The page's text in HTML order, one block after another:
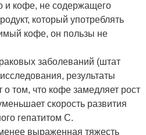
и кофе, не содержащего
который употреблять
кофе, он пользы не
заболеваний (штат
результаты
о том, что кофе замедляет рост
скорость развития
гепатитом С.
выраженная тяжесть